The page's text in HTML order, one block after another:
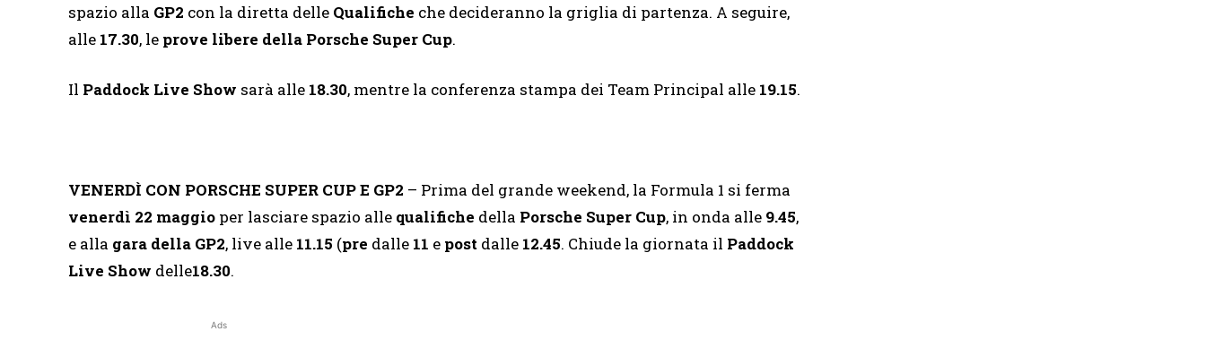
spazio alla GP2 con la diretta delle Qualifiche che decideranno la griglia di partenza. A seguire,
alle 17.30, le prove libere della Porsche Super Cup.
Il Paddock Live Show sarà alle 18.30, mentre la conferenza stampa dei Team Principal alle 19.15.
VENERDÌ CON PORSCHE SUPER CUP E GP2 – Prima del grande weekend, la Formula 1 si ferma
venerdì 22 maggio per lasciare spazio alle qualifiche della Porsche Super Cup, in onda alle 9.45,
e alla gara della GP2, live alle 11.15 (pre dalle 11 e post dalle 12.45. Chiude la giornata il Paddock
Live Show delle18.30.
Ads